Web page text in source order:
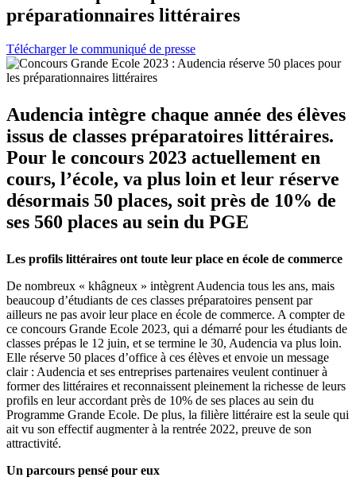
préparationnaires littéraires
Télécharger le communiqué de presse
Audencia intègre chaque année des élèves
issus de classes préparatoires littéraires.
Pour le concours 2023 actuellement en
cours, l’école, va plus loin et leur réserve
désormais 50 places, soit près de 10% de
ses 560 places au sein du PGE
Les profils littéraires ont toute leur place en école de commerce
De nombreux « khâgneux » intègrent Audencia tous les ans, mais
beaucoup d’étudiants de ces classes préparatoires pensent par
ailleurs ne pas avoir leur place en école de commerce. A compter de
ce concours Grande Ecole 2023, qui a démarré pour les étudiants de
classes prépas le 12 juin, et se termine le 30, Audencia va plus loin.
Elle réserve 50 places d’office à ces élèves et envoie un message
clair : Audencia et ses entreprises partenaires veulent continuer à
former des littéraires et reconnaissent pleinement la richesse de leurs
profils en leur accordant près de 10% de ses places au sein du
Programme Grande Ecole. De plus, la filière littéraire est la seule qui
ait vu son effectif augmenter à la rentrée 2022, preuve de son
attractivité.
Un parcours pensé pour eux